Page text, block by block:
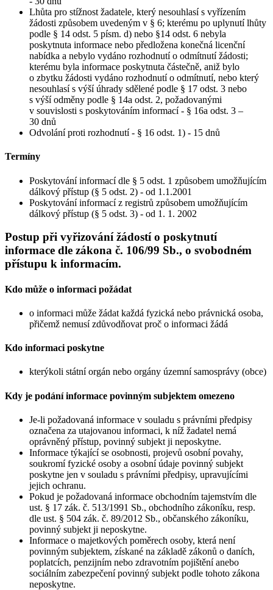
Lhůta pro stížnost žadatele, který nesouhlasí s vyřízením
žádosti způsobem uvedeným v § 6; kterému po uplynutí lhůty
podle § 14 odst. 5 písm. d) nebo §14 odst. 6 nebyla
poskytnuta informace nebo předložena konečná licenční
nabídka a nebylo vydáno rozhodnutí o odmítnutí žádosti;
kterému byla informace poskytnuta částečně, aniž bylo
o zbytku žádosti vydáno rozhodnutí o odmítnutí, nebo který
nesouhlasí s výší úhrady sdělené podle § 17 odst. 3 nebo
s výší odměny podle § 14a odst. 2, požadovanými
v souvislosti s poskytováním informací - § 16a odst. 3 –
30 dnů
Odvolání proti rozhodnutí - § 16 odst. 1) - 15 dnů
Termíny
Poskytování informací dle § 5 odst. 1 způsobem umožňujícím
dálkový přístup (§ 5 odst. 2) - od 1.1.2001
Poskytování informací z registrů způsobem umožňujícím
dálkový přístup (§ 5 odst. 3) - od 1. 1. 2002
Postup při vyřizování žádostí o poskytnutí
informace dle zákona č. 106/99 Sb., o svobodném
přístupu k informacím.
Kdo může o informaci požádat
o informaci může žádat každá fyzická nebo právnická osoba,
přičemž nemusí zdůvodňovat proč o informaci žádá
Kdo informaci poskytne
kterýkoli státní orgán nebo orgány územní samosprávy (obce)
Kdy je podání informace povinným subjektem omezeno
Je-li požadovaná informace v souladu s právními předpisy
označena za utajovanou informaci, k níž žadatel nemá
oprávněný přístup, povinný subjekt ji neposkytne.
Informace týkající se osobnosti, projevů osobní povahy,
soukromí fyzické osoby a osobní údaje povinný subjekt
poskytne jen v souladu s právními předpisy, upravujícími
jejich ochranu.
Pokud je požadovaná informace obchodním tajemstvím dle
ust. § 17 zák. č. 513/1991 Sb., obchodního zákoníku, resp.
dle ust. § 504 zák. č. 89/2012 Sb., občanského zákoníku,
povinný subjekt ji neposkytne.
Informace o majetkových poměrech osoby, která není
povinným subjektem, získané na základě zákonů o daních,
poplatcích, penzijním nebo zdravotním pojištění anebo
sociálním zabezpečení povinný subjekt podle tohoto zákona
neposkytne.